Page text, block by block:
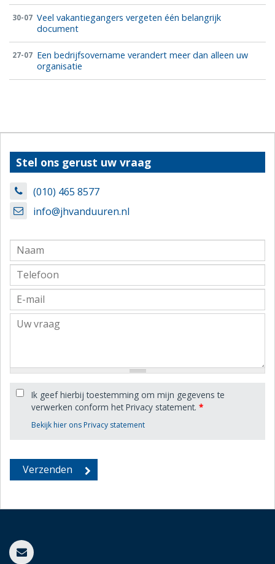
30-07 Veel vakantiegangers vergeten één belangrijk
document
27-07 Een bedrijfsovername verandert meer dan alleen uw
organisatie
Stel ons gerust uw vraag
(010) 465 8577
info@jhvanduuren.nl
Ik geef hierbij toestemming om mijn gegevens te
verwerken conform het Privacy statement. *
Bekijk hier ons Privacy statement